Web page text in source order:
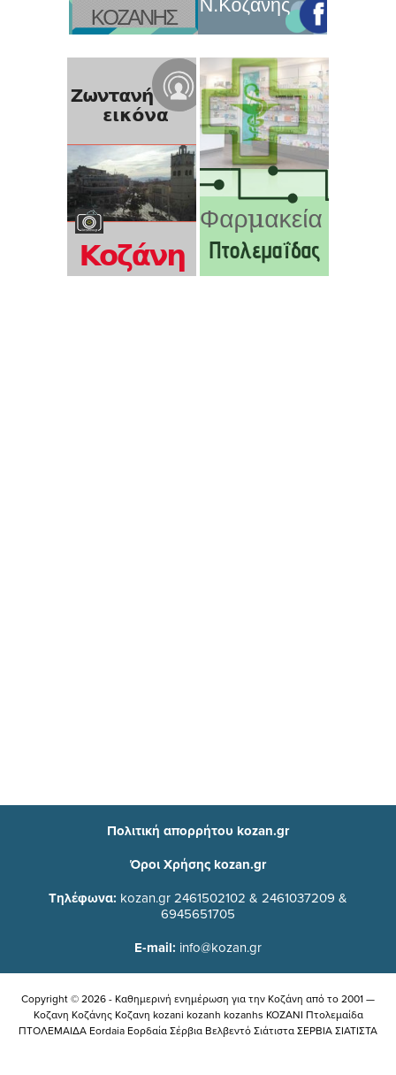
Πολιτική απορρήτου kozan.gr
Όροι Χρήσης kozan.gr
Τηλέφωνα: kozan.gr 2461502102 & 2461037209 &
6945651705
E-mail: info@kozan.gr
Copyright © 2026 - Καθημερινή ενημέρωση για την Kοζάνη από το 2001 —
Κοζανη Κοζάνης Κοζανη kozani kozanh kozanhs KOZANI Πτολεμαίδα
ΠΤΟΛΕΜΑΙΔΑ Eordaia Εορδαία Σέρβια Βελβεντό Σιάτιστα ΣΕΡΒΙΑ ΣΙΑΤΙΣΤΑ